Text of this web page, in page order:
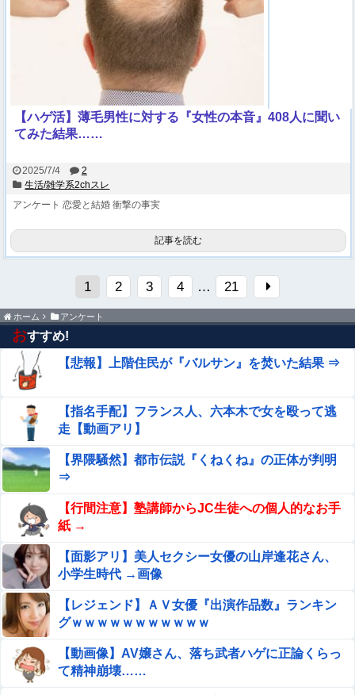
【ハゲ活】薄毛男性に対する『女性の本音』408人に聞い
てみた結果……
2025/7/4
2
生活/雑学系2chスレ
アンケート 恋愛と結婚 衝撃の事実
記事を読む
1 2 3 4 … 21
ホーム アンケート
おすすめ!
【悲報】上階住民が『バルサン』を焚いた結果 ⇒
【指名手配】フランス人、六本木で女を殴って逃
走【動画アリ】
【界隈騒然】都市伝説『くねくね』の正体が判明
⇒
【行間注意】塾講師からJC生徒への個人的なお手
紙 →
【面影アリ】美人セクシー女優の山岸逢花さん、
小学生時代 →画像
【レジェンド】ＡＶ女優『出演作品数』ランキン
グｗｗｗｗｗｗｗｗｗｗｗ
【動画像】AV嬢さん、落ち武者ハゲに正論くらっ
て精神崩壊……